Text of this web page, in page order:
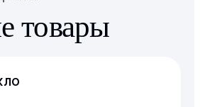
товары